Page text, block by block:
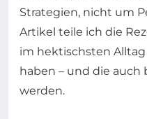
Strategien, nicht um
Artikel teile ich die
im hektischsten
haben – und die
werden.